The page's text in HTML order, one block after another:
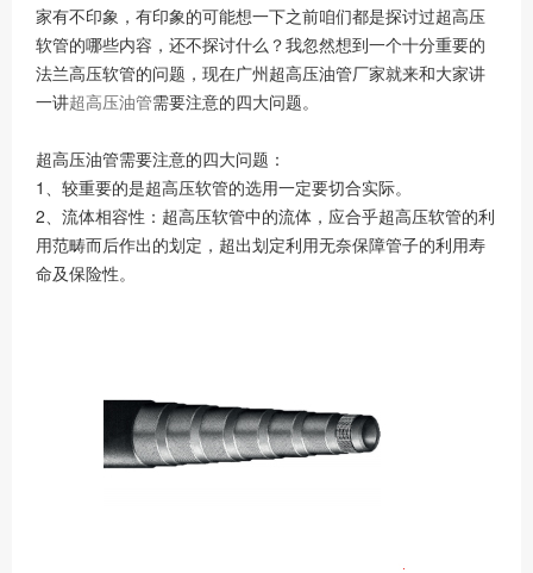
家有不印象，有印象的可能想一下之前咱们都是探讨过超高压
软管的哪些内容，还不探讨什么？我忽然想到一个十分重要的
法兰高压软管的问题，现在广州超高压油管厂家就来和大家讲
一讲超高压油管需要注意的四大问题。
超高压油管需要注意的四大问题：
1、较重要的是超高压软管的选用一定要切合实际。
2、流体相容性：超高压软管中的流体，应合乎超高压软管的利
用范畴而后作出的划定，超出划定利用无奈保障管子的利用寿
命及保险性。